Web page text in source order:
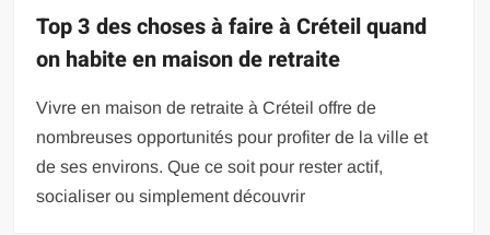
Top 3 des choses à faire à Créteil quand
on habite en maison de retraite
Vivre en maison de retraite à Créteil offre de
nombreuses opportunités pour profiter de la ville et
de ses environs. Que ce soit pour rester actif,
socialiser ou simplement découvrir